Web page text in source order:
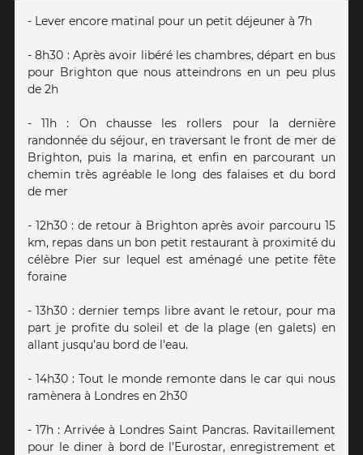
- Lever encore matinal pour un petit déjeuner à 7h
- 8h30 : Après avoir libéré les chambres, départ en bus
pour Brighton que nous atteindrons en un peu plus
de 2h
- 11h : On chausse les rollers pour la dernière
randonnée du séjour, en traversant le front de mer de
Brighton, puis la marina, et enfin en parcourant un
chemin très agréable le long des falaises et du bord
de mer
- 12h30 : de retour à Brighton après avoir parcouru 15
km, repas dans un bon petit restaurant à proximité du
célèbre Pier sur lequel est aménagé une petite fête
foraine
- 13h30 : dernier temps libre avant le retour, pour ma
part je profite du soleil et de la plage (en galets) en
allant jusqu’au bord de l’eau.
- 14h30 : Tout le monde remonte dans le car qui nous
ramènera à Londres en 2h30
- 17h : Arrivée à Londres Saint Pancras. Ravitaillement
pour le diner à bord de l’Eurostar, enregistrement et